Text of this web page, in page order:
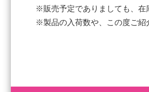
※販売予定でありましても、在
※製品の入荷数や、この度ご紹